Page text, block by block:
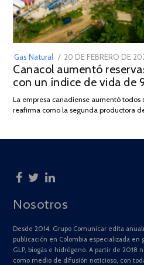
Gas Natural
POSTED
ON
20 DE FEBRERO DE
Canacol aumentó
con un índice de vida de
La empresa canadiense aumentó todos
reafirma como la segunda productora
Nosotros
Desde 2014, Grupo Comunicar edita
publicación en Colombia especializada en
GLP, biogás e hidrógeno. A partir de 2018
como medio de difusión noticioso, con